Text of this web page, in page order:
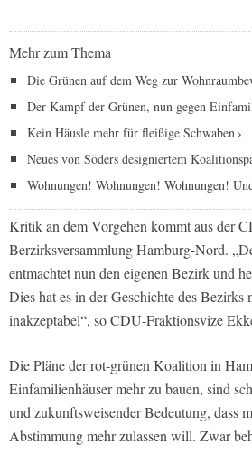
Mehr zum Thema
Die Grünen auf dem Weg zur
Der Kampf der Grünen, nun gegen
Kein Häusle mehr für fleißige Schwaben
Neues von Söders designiertem
Wohnungen! Wohnungen! Wohnungen!
Kritik an dem Vorgehen kommt aus der
Berzirksversammlung Hamburg-Nord.
entmachtet nun den eigenen Bezirk und
Dies hat es in der Geschichte des Bezirks
inakzeptabel“, so CDU-Fraktionsvize
Die Pläne der rot-grünen Koalition in
Einfamilienhäuser mehr zu bauen, sind
und zukunftsweisender Bedeutung, dass
Abstimmung mehr zulassen will. Zwar